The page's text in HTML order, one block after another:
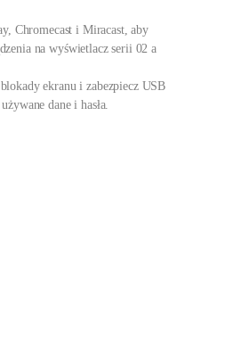
Chromecast i Miracast, aby
na wyświetlacz serii 02 a
ekranu i zabezpiecz USB
dane i hasła.
Hiker U36 GRATIS quantity